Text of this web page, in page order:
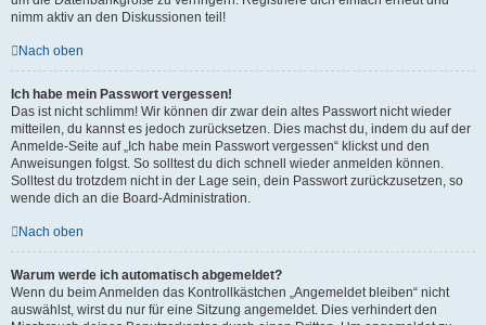
nimm aktiv an den Diskussionen teil!
Nach oben
Ich habe mein Passwort vergessen!
Das ist nicht schlimm! Wir können dir zwar dein altes Passwort nicht wieder
mitteilen, du kannst es jedoch zurücksetzen. Dies machst du, indem du auf der
Anmelde-Seite auf „Ich habe mein Passwort vergessen“ klickst und den
Anweisungen folgst. So solltest du dich schnell wieder anmelden können.
Solltest du trotzdem nicht in der Lage sein, dein Passwort zurückzusetzen, so
wende dich an die Board-Administration.
Nach oben
Warum werde ich automatisch abgemeldet?
Wenn du beim Anmelden das Kontrollkästchen „Angemeldet bleiben“ nicht
auswählst, wirst du nur für eine Sitzung angemeldet. Dies verhindert den